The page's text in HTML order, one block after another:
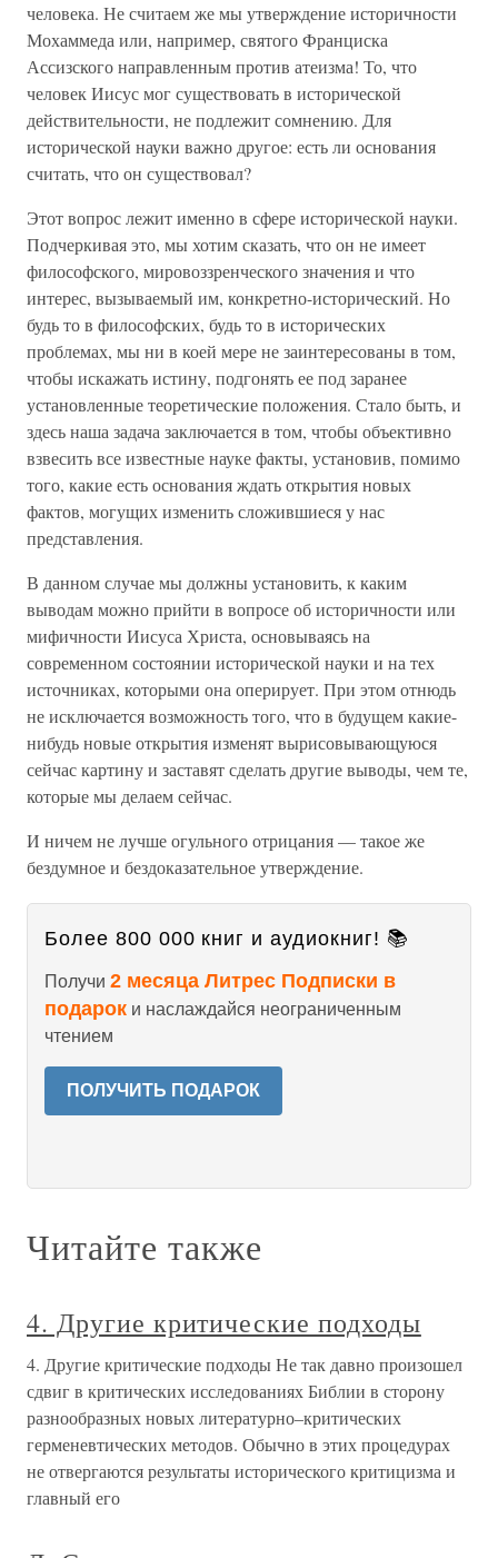
человека. Не считаем же мы утверждение историчности
Мохаммеда или, например, святого Франциска
Ассизского направленным против атеизма! То, что
человек Иисус мог существовать в исторической
действительности, не подлежит сомнению. Для
исторической науки важно другое: есть ли основания
считать, что он существовал?
Этот вопрос лежит именно в сфере исторической науки.
Подчеркивая это, мы хотим сказать, что он не имеет
философского, мировоззренческого значения и что
интерес, вызываемый им, конкретно-исторический. Но
будь то в философских, будь то в исторических
проблемах, мы ни в коей мере не заинтересованы в том,
чтобы искажать истину, подгонять ее под заранее
установленные теоретические положения. Стало быть, и
здесь наша задача заключается в том, чтобы объективно
взвесить все известные науке факты, установив, помимо
того, какие есть основания ждать открытия новых
фактов, могущих изменить сложившиеся у нас
представления.
В данном случае мы должны установить, к каким
выводам можно прийти в вопросе об историчности или
мифичности Иисуса Христа, основываясь на
современном состоянии исторической науки и на тех
источниках, которыми она оперирует. При этом отнюдь
не исключается возможность того, что в будущем какие-
нибудь новые открытия изменят вырисовывающуюся
сейчас картину и заставят сделать другие выводы, чем те,
которые мы делаем сейчас.
И ничем не лучше огульного отрицания — такое же
бездумное и бездоказательное утверждение.
Более 800 000 книг и аудиокниг! 📚
Получи 2 месяца Литрес Подписки в
подарок и наслаждайся неограниченным
чтением
ПОЛУЧИТЬ ПОДАРОК
Читайте также
4. Другие критические подходы
4. Другие критические подходы Не так давно произошел
сдвиг в критических исследованиях Библии в сторону
разнообразных новых литературно–критических
герменевтических методов. Обычно в этих процедурах
не отвергаются результаты исторического критицизма и
главный его